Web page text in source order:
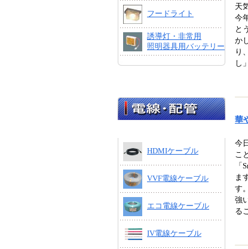
フードライト
誘導灯・非常用
照明器具用バッテリー
HDMIケーブル
VVF電線ケーブル
エコ電線ケーブル
IV電線ケーブル
天
今
と
か
り
し
華
今
こ
「
ま
す
強
る